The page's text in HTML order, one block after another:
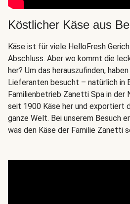
Köstlicher Käse aus
Käse ist für viele HelloFresh
Abschluss. Aber wo kommt die
her? Um das herauszufinden,
Lieferanten besucht – natürlich in
Familienbetrieb Zanetti Spa in der
seit 1900 Käse her und exportiert
ganze Welt. Bei unserem Besuch
was den Käse der Familie Zanetti